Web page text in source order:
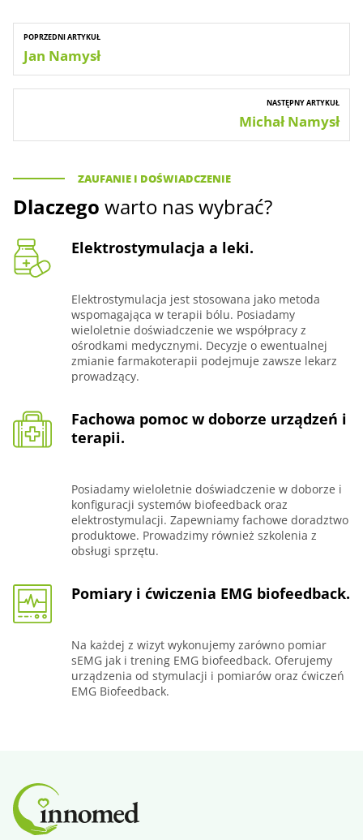
POPRZEDNI ARTYKUŁ
Jan Namysł
NASTĘPNY ARTYKUŁ
Michał Namysł
ZAUFANIE I DOŚWIADCZENIE
Dlaczego warto nas wybrać?
Elektrostymulacja a leki.
Elektrostymulacja jest stosowana jako metoda
wspomagająca w terapii bólu. Posiadamy
wieloletnie doświadczenie we współpracy z
ośrodkami medycznymi. Decyzje o ewentualnej
zmianie farmakoterapii podejmuje zawsze lekarz
prowadzący.
Fachowa pomoc w doborze urządzeń i
terapii.
Posiadamy wieloletnie doświadczenie w doborze i
konfiguracji systemów biofeedback oraz
elektrostymulacji. Zapewniamy fachowe doradztwo
produktowe. Prowadzimy również szkolenia z
obsługi sprzętu.
Pomiary i ćwiczenia EMG biofeedback.
Na każdej z wizyt wykonujemy zarówno pomiar
sEMG jak i trening EMG biofeedback. Oferujemy
urządzenia od stymulacji i pomiarów oraz ćwiczeń
EMG Biofeedback.